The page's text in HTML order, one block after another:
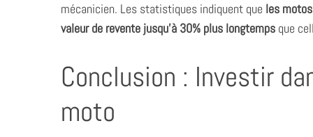
mécanicien. Les statistiques indiquent que les
valeur de revente jusqu’à 30% plus longtemps que
Conclusion : Investir
moto